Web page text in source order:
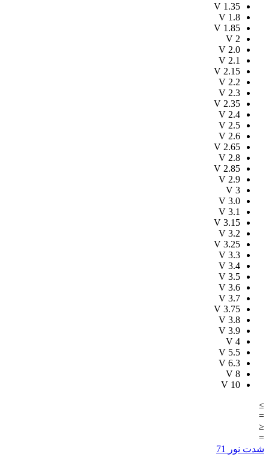
1.35
V
1.8
V
1.85
V
2
V
2.0
V
2.1
V
2.15
V
2.2
V
2.3
V
2.35
V
2.4
V
2.5
V
2.6
V
2.65
V
2.8
V
2.85
V
2.9
V
3
V
3.0
V
3.1
V
3.15
V
3.2
V
3.25
V
3.3
V
3.4
V
3.5
V
3.6
V
3.7
V
3.75
V
3.8
V
3.9
V
4
V
5.5
V
6.3
V
8
V
10
V
≥
=
≤
=
شدت نور
71